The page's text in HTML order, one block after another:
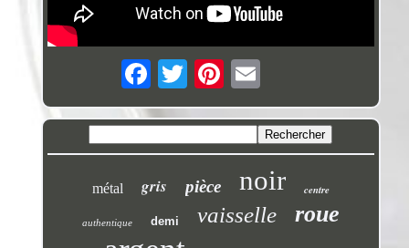
métal gris pièce noir centre
authentique demi vaisselle roue